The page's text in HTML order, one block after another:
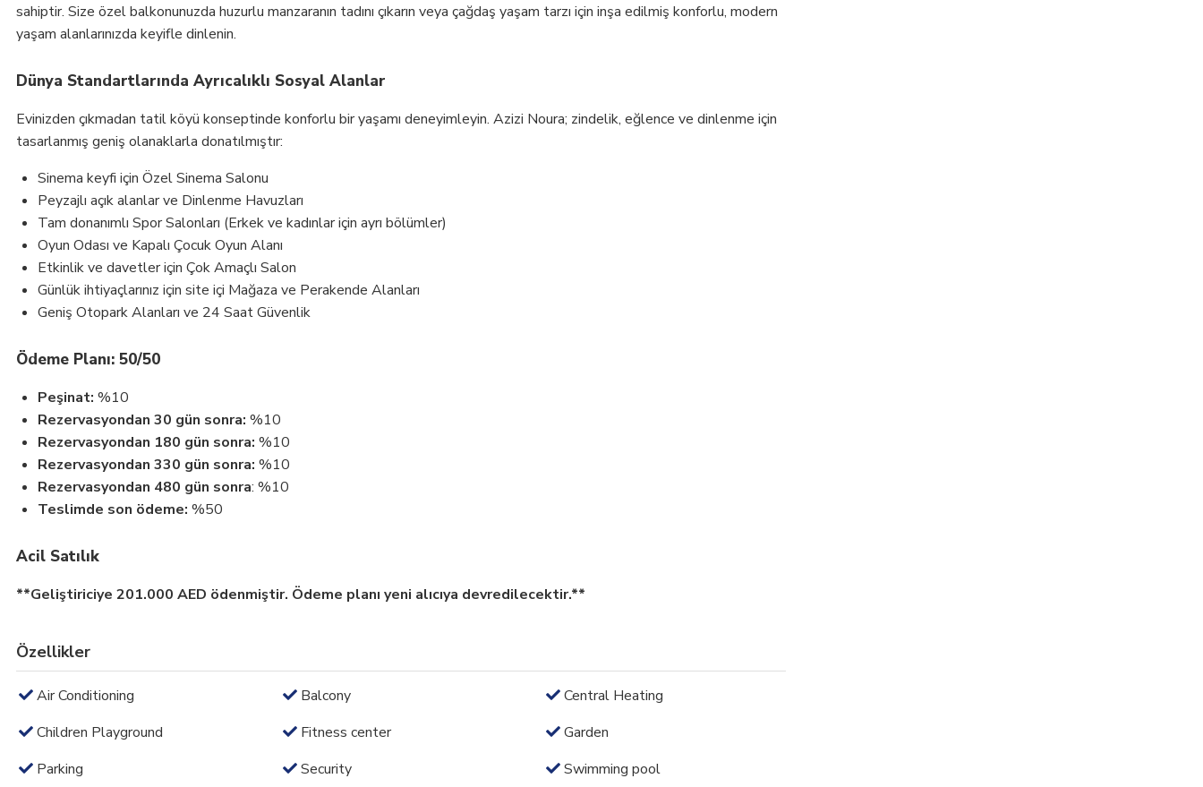
sahiptir. Size özel balkonunuzda huzurlu manzaranın tadını çıkarın veya çağdaş yaşam tarzı için inşa edilmiş konforlu, modern
yaşam alanlarınızda keyifle dinlenin.
Dünya Standartlarında Ayrıcalıklı Sosyal Alanlar
Evinizden çıkmadan tatil köyü konseptinde konforlu bir yaşamı deneyimleyin. Azizi Noura; zindelik, eğlence ve dinlenme için
tasarlanmış geniş olanaklarla donatılmıştır:
Sinema keyfi için Özel Sinema Salonu
Peyzajlı açık alanlar ve Dinlenme Havuzları
Tam donanımlı Spor Salonları (Erkek ve kadınlar için ayrı bölümler)
Oyun Odası ve Kapalı Çocuk Oyun Alanı
Etkinlik ve davetler için Çok Amaçlı Salon
Günlük ihtiyaçlarınız için site içi Mağaza ve Perakende Alanları
Geniş Otopark Alanları ve 24 Saat Güvenlik
Ödeme Planı: 50/50
Peşinat: %10
Rezervasyondan 30 gün sonra: %10
Rezervasyondan 180 gün sonra: %10
Rezervasyondan 330 gün sonra: %10
Rezervasyondan 480 gün sonra: %10
Teslimde son ödeme: %50
Acil Satılık
**Geliştiriciye 201.000 AED ödenmiştir. Ödeme planı yeni alıcıya devredilecektir.**
Özellikler
Air Conditioning Balcony
Central Heating
Children Playground
Fitness center
Garden
Parking
Security
Swimming pool